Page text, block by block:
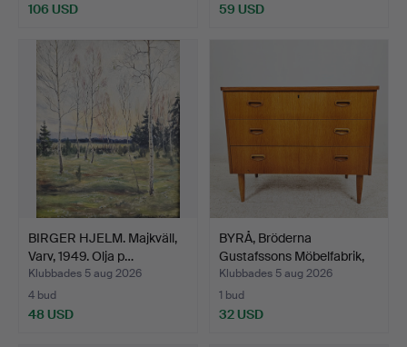
106 USD 59 USD
BIRGER HJELM. Majkväll,
Varv, 1949. Olja p…
Klubbades 5 aug 2026
4 bud
48 USD
BYRÅ, Bröderna
Gustafssons Möbelfabrik,
Ma…
Klubbades 5 aug 2026
1 bud
32 USD